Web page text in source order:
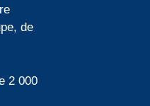
de
2 000